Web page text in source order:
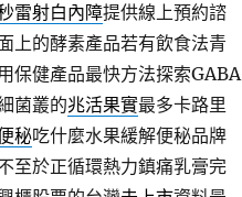
雷射白內障提供線上預約諮
上的酵素產品若有飲食法青
保健產品最快方法探索GABA
菌叢的兆活果實最多卡路里
秘吃什麼水果緩解便秘品牌
至於正循環熱力鎮痛乳膏完